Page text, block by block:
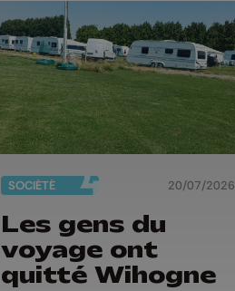
SOCIÉTÉ 20/07/2026
Les gens du
voyage ont
quitté Wihogne